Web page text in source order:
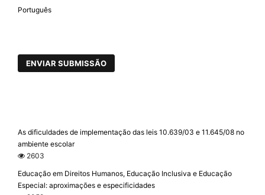
Português
ENVIAR SUBMISSÃO
As dificuldades de implementação das leis 10.639/03 e 11.645/08 no
ambiente escolar
2603
Educação em Direitos Humanos, Educação Inclusiva e Educação
Especial: aproximações e especificidades